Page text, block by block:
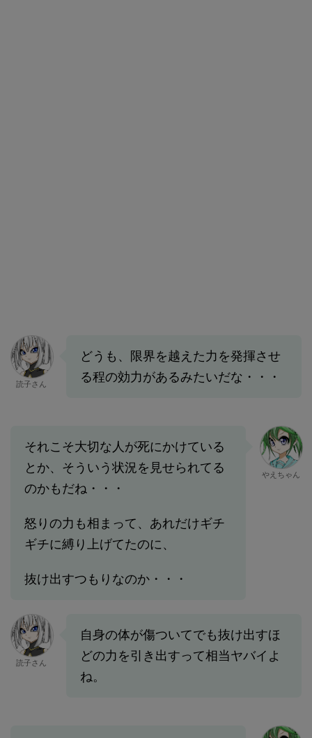
読子さん
どうも、限界を越えた力を発揮させ
る程の効力があるみたいだな・・・
それこそ大切な人が死にかけている
とか、そういう状況を見せられてる
のかもだね・・・
怒りの力も相まって、あれだけギチ
ギチに縛り上げてたのに、
抜け出すつもりなのか・・・
やえちゃん
読子さん
自身の体が傷ついてでも抜け出すほ
どの力を引き出すって相当ヤバイよ
ね。